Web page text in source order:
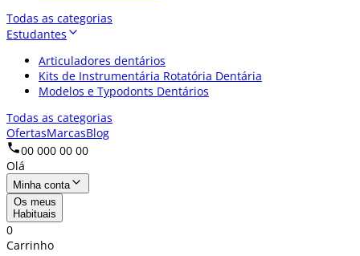
Todas as categorias
Estudantes
Articuladores dentários
Kits de Instrumentária Rotatória Dentária
Modelos e Typodonts Dentários
Todas as categorias
OfertasMarcasBlog
00 000 00 00
Olá
Minha conta
Os meus
Habituais
0
Carrinho